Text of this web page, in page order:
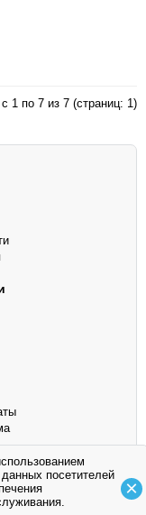
с 1 по 7 из 7 (страниц: 1)
для мототехники
●mercury-mag@mail.ru
посетителей
×